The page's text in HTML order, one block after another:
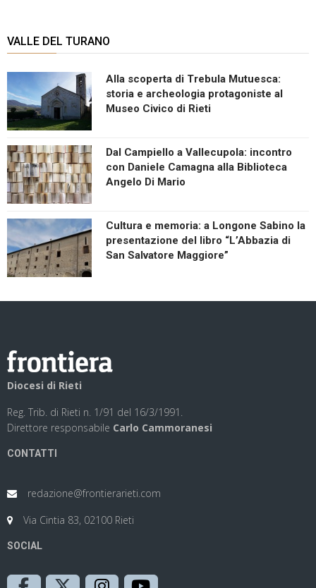
VALLE DEL TURANO
Alla scoperta di Trebula Mutuesca:
storia e archeologia protagoniste al
Museo Civico di Rieti
Dal Campiello a Vallecupola: incontro
con Daniele Camagna alla Biblioteca
Angelo Di Mario
Cultura e memoria: a Longone Sabino la
presentazione del libro “L’Abbazia di
San Salvatore Maggiore”
Diocesi di Rieti
Reg. Trib. di Rieti n. 1/91 del 16/3/1991.
Direttore responsabile Carlo Cammoranesi
CONTATTI
redazione@frontierarieti.com
Via Cintia 83, 02100 Rieti
SOCIAL